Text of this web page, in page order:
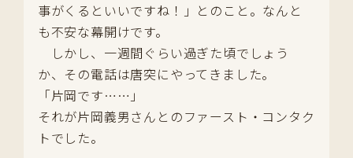
事がくるといいですね！」とのこと。なんと
も不安な幕開けです。
しかし、一週間ぐらい過ぎた頃でしょう
か、その電話は唐突にやってきました。
「片岡です……」
それが片岡義男さんとのファースト・コンタク
トでした。